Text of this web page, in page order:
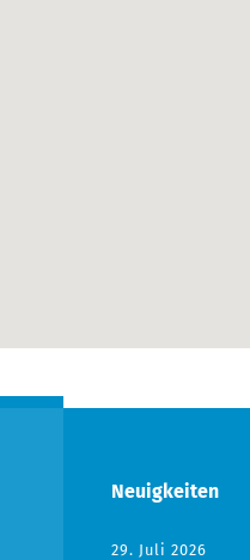
Neuigkeiten
29. Juli 2026